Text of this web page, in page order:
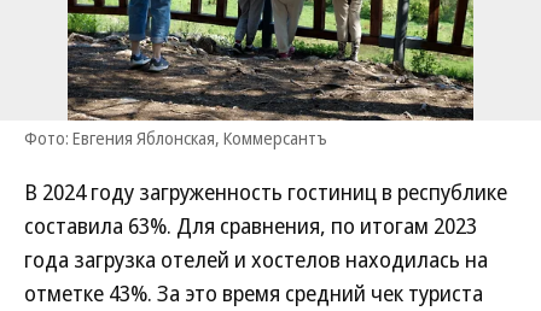
Фото: Евгения Яблонская, Коммерсантъ
В 2024 году загруженность гостиниц в республике
составила 63%. Для сравнения, по итогам 2023
года загрузка отелей и хостелов находилась на
отметке 43%. За это время средний чек туриста